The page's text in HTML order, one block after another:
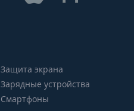
Защита экрана
Зарядные устройства
Смартфоны